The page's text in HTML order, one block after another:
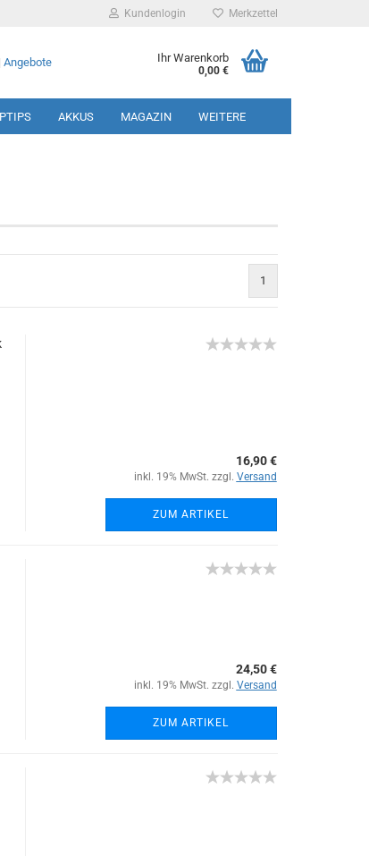
Kundenlogin Merkzettel
|Angebote Ihr Warenkorb
0,00 €
AKKUS MAGAZIN WEITERE
1
16,90 €
inkl. 19% MwSt. zzgl. Versand
ZUM ARTIKEL
24,50 €
inkl. 19% MwSt. zzgl. Versand
ZUM ARTIKEL